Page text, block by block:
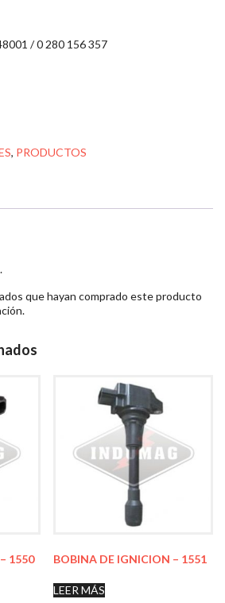
/ 0 280 156 357
, PRODUCTOS
que hayan comprado este producto
1550 BOBINA DE IGNICION – 1551
LEER MÁS